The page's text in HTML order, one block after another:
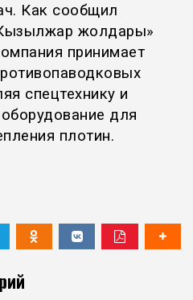
Как сообщил
жолдары»
принимает
спецтехнику и
для
плотин.